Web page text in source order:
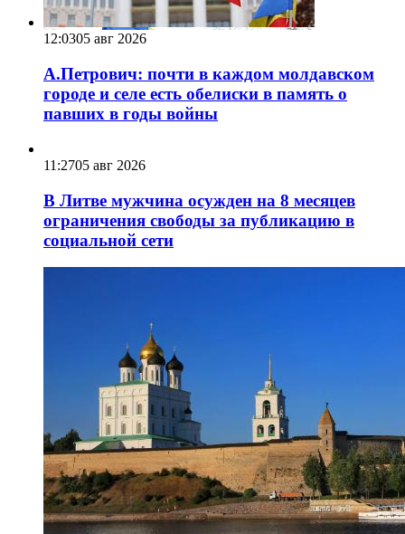
12:0305 авг 2026
А.Петрович: почти в каждом молдавском
городе и селе есть обелиски в память о
павших в годы войны
11:2705 авг 2026
В Литве мужчина осужден на 8 месяцев
ограничения свободы за публикацию в
социальной сети